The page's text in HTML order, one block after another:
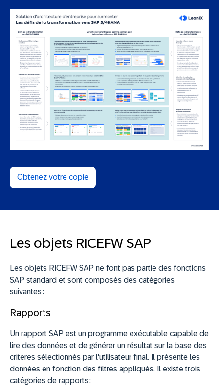
Obtenez votre copie
Les objets RICEFW SAP
Les objets RICEFW SAP ne font pas partie des fonctions
SAP standard et sont composés des catégories
suivantes :
Rapports
Un rapport SAP est un programme exécutable capable de
lire des données et de générer un résultat sur la base des
critères sélectionnés par l'utilisateur final. Il présente les
données en fonction des filtres appliqués. Il existe trois
catégories de rapports :